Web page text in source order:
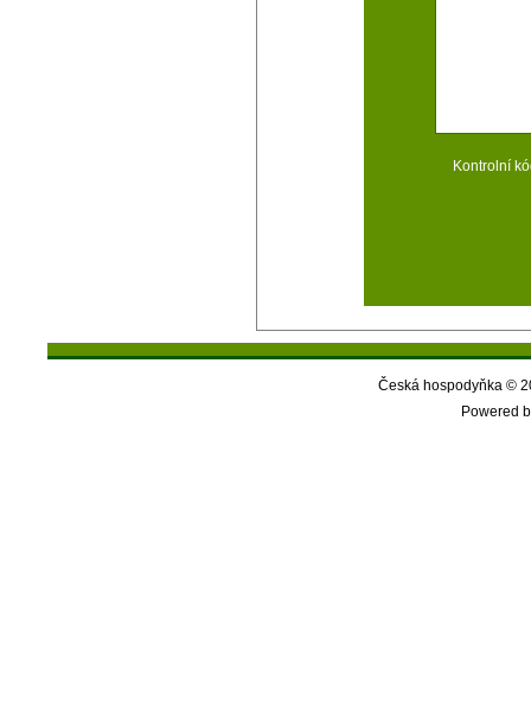
Kontrolní
Česká hospodyňka ©
Powered